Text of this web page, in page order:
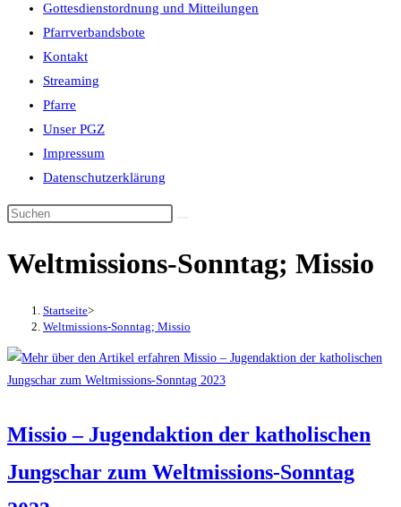
Gottesdienstordnung und Mitteilungen
Pfarrverbandsbote
Kontakt
Streaming
Pfarre
Unser PGZ
Impressum
Datenschutzerklärung
Weltmissions-Sonntag; Missio
Startseite>
Weltmissions-Sonntag; Missio
Missio – Jugendaktion der katholischen
Jungschar zum Weltmissions-Sonntag